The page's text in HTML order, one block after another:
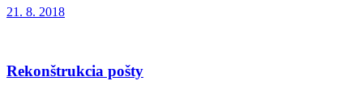
21. 8. 2018
Rekonštrukcia pošty